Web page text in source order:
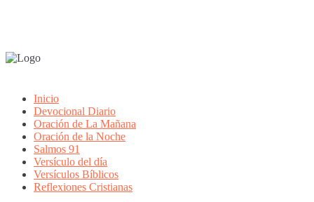
Inicio
Devocional Diario
Oración de La Mañana
Oración de la Noche
Salmos 91
Versículo del día
Versículos Bíblicos
Reflexiones Cristianas